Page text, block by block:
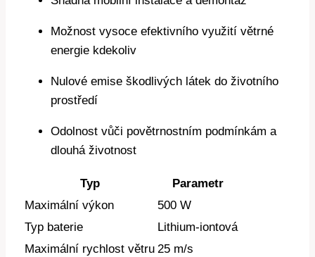
Možnost vysoce efektivního využití větrné
energie kdekoliv
Nulové emise škodlivých látek do životního
prostředí
Odolnost vůči povětrnostním podmínkám a
dlouhá životnost
Typ
Parametr
Maximální výkon
500 W
Typ baterie
Lithium-iontová
Maximální rychlost větru 25 m/s